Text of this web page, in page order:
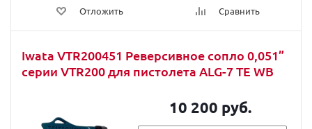
Отложить Сравнить
Iwata VTR200451 Реверсивное сопло 0,051”
серии VTR200 для пистолета ALG-7 TE WB
10 200 руб.